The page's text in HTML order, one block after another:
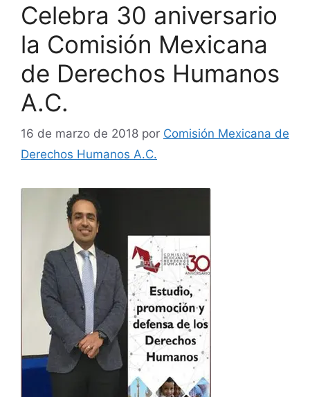
Celebra 30 aniversario
la Comisión Mexicana
de Derechos Humanos
A.C.
16 de marzo de 2018 por Comisión Mexicana de
Derechos Humanos A.C.